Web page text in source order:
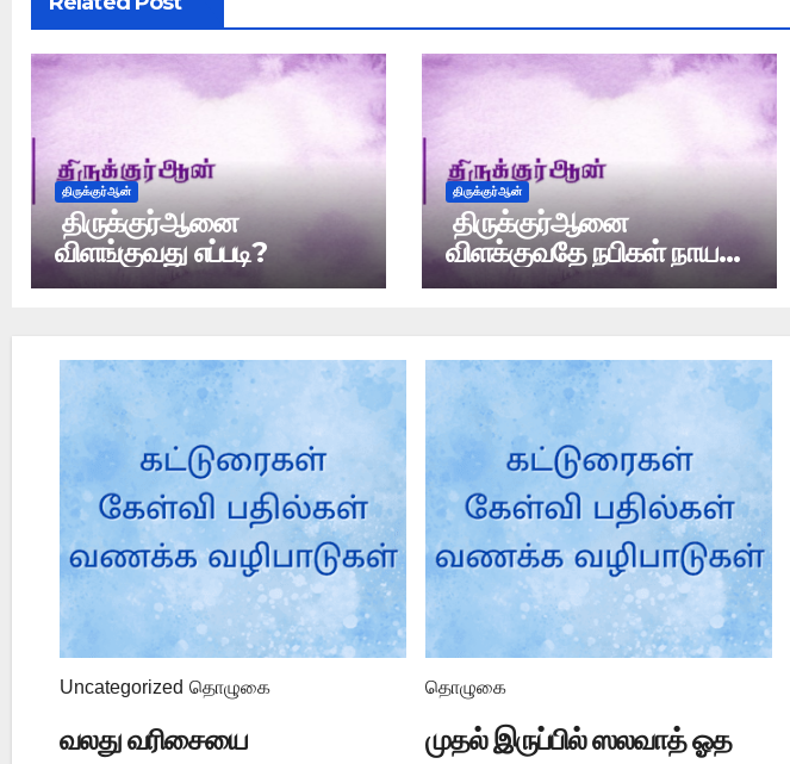
திருக்குர்ஆன்
திருக்குர்ஆனை
விளங்குவது எப்படி?
திருக்குர்ஆன்
திருக்குர்ஆனை
விளக்குவதே நபிகள் நாயகம்
(ஸல்) அவர்களின் பணி
Uncategorized தொழுகை
வலது வரிசையை
தொழுகை
முதல் இருப்பில் ஸலவாத் ஓத